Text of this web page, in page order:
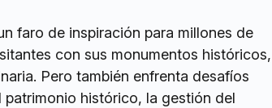
faro de inspiración para millones de
con sus monumentos históricos,
Pero también enfrenta desafíos
histórico, la gestión del